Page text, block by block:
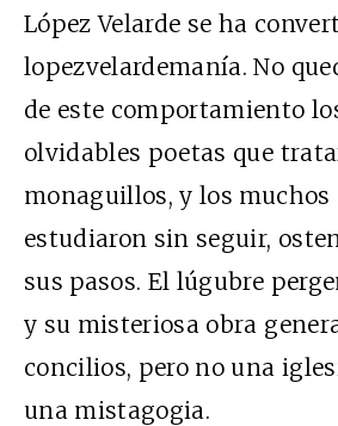
López Velarde se ha
lopezvelardemanía. No
de este comportamiento
olvidables poetas que
monaguillos, y los muchos
estudiaron sin seguir,
sus pasos. El lúgubre
y su misteriosa obra
concilios, pero no una
una mistagogia.